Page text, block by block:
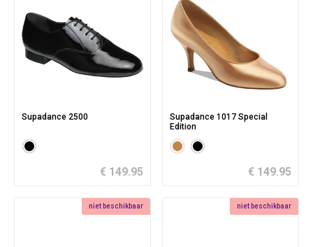
Supadance 2500
€ 149.95
Supadance 1017 Special
Edition
€ 149.95
niet beschikbaar niet beschikbaar